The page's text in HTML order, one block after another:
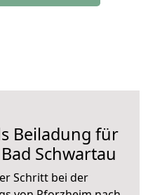
Beiladung für
Schwartau
Schritt bei der